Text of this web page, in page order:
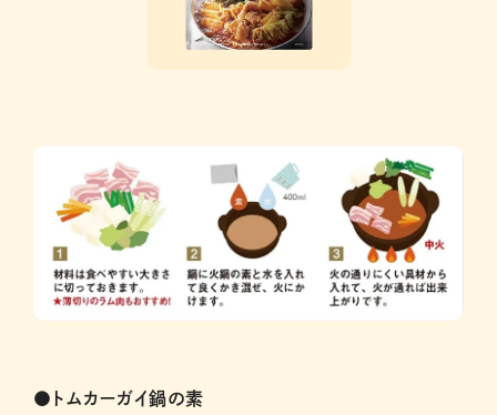
●トムカーガイ鍋の素